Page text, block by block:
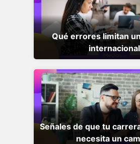
Qué errores limitan
internacional
Señales de que tu
necesita un